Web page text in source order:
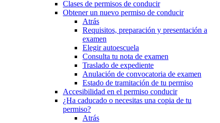
Clases de permisos de conducir
Obtener un nuevo permiso de conducir
Atrás
Requisitos, preparación y presentación a
examen
Elegir autoescuela
Consulta tu nota de examen
Traslado de expediente
Anulación de convocatoria de examen
Estado de tramitación de tu permiso
Accesibilidad en el permiso conducir
¿Ha caducado o necesitas una copia de tu
permiso?
Atrás